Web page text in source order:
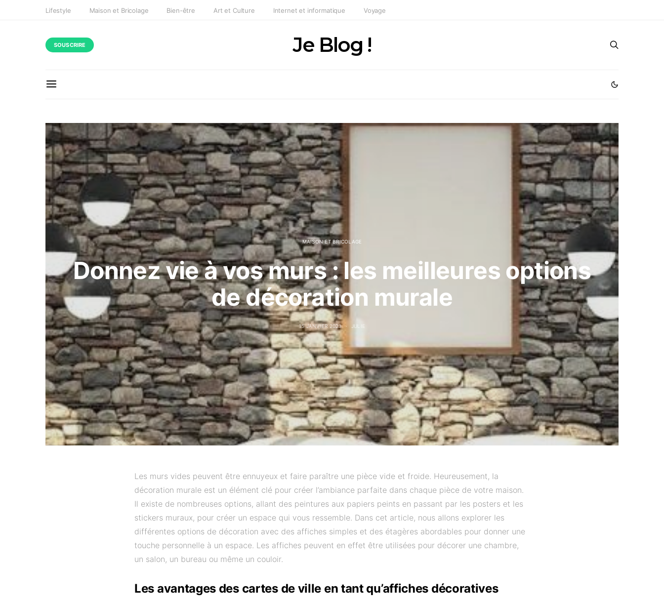
Lifestyle Maison et Bricolage Bien-être Art et Culture Internet et informatique Voyage
SOUSCRIRE Je Blog !
MAISON ET BRICOLAGE
Donnez vie à vos murs : les meilleures options
de décoration murale
15 JANVIER 2023 JULIE
Les murs vides peuvent être ennuyeux et faire paraître une pièce vide et froide. Heureusement, la
décoration murale est un élément clé pour créer l’ambiance parfaite dans chaque pièce de votre maison.
Il existe de nombreuses options, allant des peintures aux papiers peints en passant par les posters et les
stickers muraux, pour créer un espace qui vous ressemble. Dans cet article, nous allons explorer les
différentes options de décoration avec des affiches simples et des étagères abordables pour donner une
touche personnelle à un espace. Les affiches peuvent en effet être utilisées pour décorer une chambre,
un salon, un bureau ou même un couloir.
Les avantages des cartes de ville en tant qu’affiches décoratives